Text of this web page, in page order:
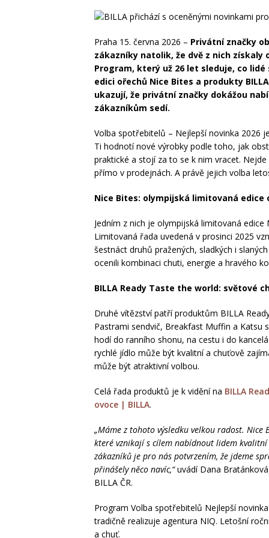
Praha 15. června 2026 – Privátní značky
zákazníky natolik, že dvě z nich získaly
Program, který už 26 let sleduje, co
edici ořechů Nice Bites a produkty
ukazují, že privátní značky dokážou
zákazníkům sedí.
Volba spotřebitelů – Nejlepší novinka 2026
Ti hodnotí nové výrobky podle toho, jak
praktické a stojí za to se k nim vracet.
přímo v prodejnách. A právě jejich volba
Nice Bites: olympijská limitovaná edice
Jedním z nich je olympijská limitovaná
Limitovaná řada uvedená v prosinci 2025
šestnáct druhů pražených, sladkých i
ocenili kombinaci chuti, energie a hravého
BILLA Ready Taste the world: světové
Druhé vítězství patří produktům BILLA
Pastrami sendvič, Breakfast Muffin a Katsu
hodí do ranního shonu, na cestu i do
rychlé jídlo může být kvalitní a chuťově
může být atraktivní volbou.
Celá řada produktů je k vidění na BILLA
ovoce | BILLA.
„Máme z tohoto výsledku velkou radost.
které vznikají s cílem nabídnout lidem
zákazníků je pro nás potvrzením, že jdeme
přinášely něco navíc,“uvádí Dana
BILLA ČR.
Program Volba spotřebitelů Nejlepší
tradičně realizuje agentura NIQ. Letošní
a chuť.